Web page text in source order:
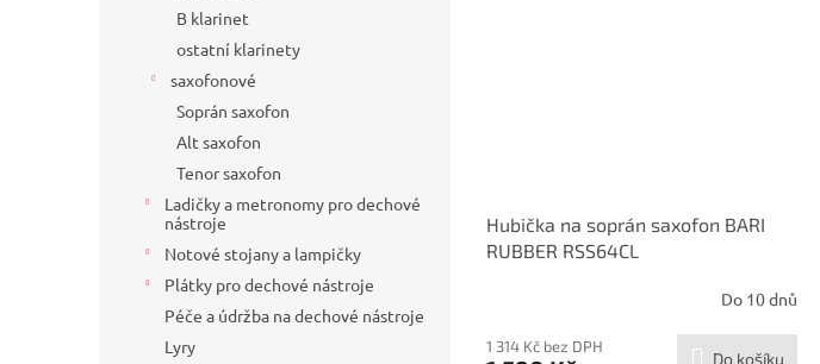
B klarinet
ostatní klarinety
saxofonové
Soprán saxofon
Alt saxofon
Tenor saxofon
Ladičky a metronomy pro dechové
nástroje
Notové stojany a lampičky
Plátky pro dechové nástroje
Péče a údržba na dechové nástroje
Lyry
Hubička na soprán saxofon BARI
RUBBER RSS64CL
Do 10 dnů
1 314 Kč bez DPH
Do košíku